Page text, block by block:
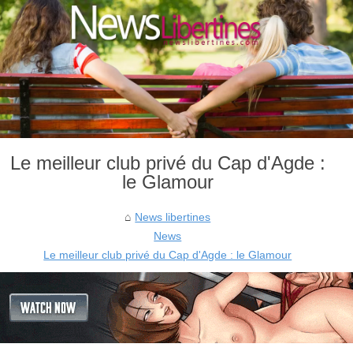
Le meilleur club privé du Cap d'Agde :
le Glamour
News libertines
News
Le meilleur club privé du Cap d'Agde : le Glamour